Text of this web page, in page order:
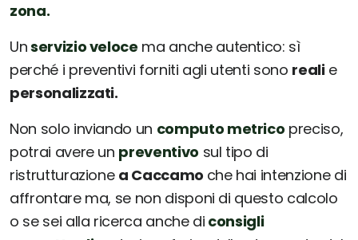
zona.
Unservizio veloce ma anche autentico: sì
perché i preventivi forniti agli utenti sono realie
personalizzati.
Non solo inviando un computo metrico preciso,
potrai avere un preventivo sul tipo di
ristrutturazione a Caccamo che hai intenzione di
affrontare ma, se non disponi di questo calcolo
o se sei alla ricerca anche di consigli